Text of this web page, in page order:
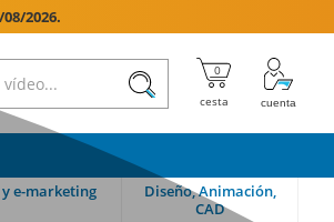
2026.

y e-marketing
Diseño, Animación,
CAD